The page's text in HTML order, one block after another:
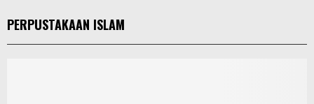
PERPUSTAKAAN ISLAM